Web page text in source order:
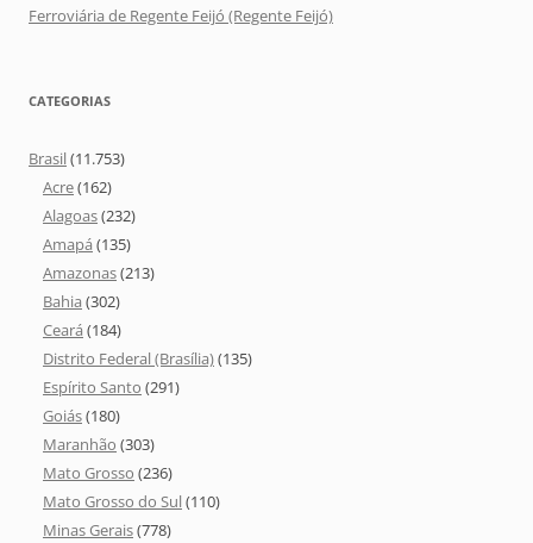
Ferroviária de Regente Feijó (Regente Feijó)
CATEGORIAS
Brasil(11.753)
Acre(162)
Alagoas(232)
Amapá (135)
Amazonas(213)
Bahia (302)
Ceará (184)
Distrito Federal (Brasília)(135)
Espírito Santo (291)
Goiás(180)
Maranhão (303)
Mato Grosso (236)
Mato Grosso do Sul(110)
Minas Gerais(778)